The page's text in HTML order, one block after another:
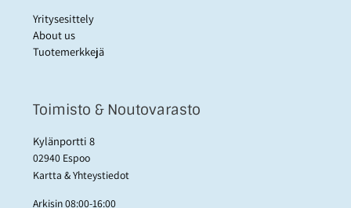
Yritysesittely
About us
Tuotemerkkejä
Toimisto & Noutovarasto
Kylänportti 8
02940 Espoo
Kartta & Yhteystiedot
Arkisin 08:00-16:00